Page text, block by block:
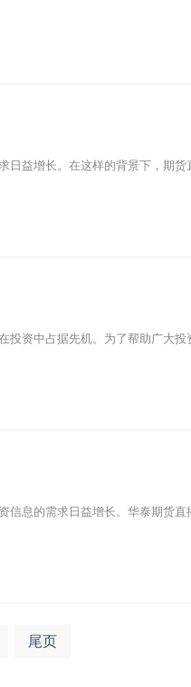
日益增长。在这样的背景下，期货
投资中占据先机。为了帮助广大投
信息的需求日益增长。华泰期货直
尾页